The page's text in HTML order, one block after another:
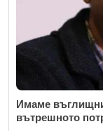
Имаме
вътрешното